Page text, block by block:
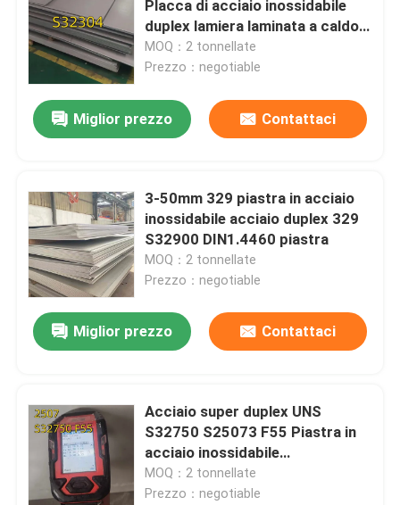
barra di angolo di acciaio inossidabile
Acciaio inossidabile Antivari piano
Barre quadrate in acciaio inossidabile
Barra esessuale in acciaio inossidabile
acciaio inossidabile duplex
Leghe di nichel
Lega di Monel
Placca di acciaio inossidabile
duplex lamiera laminata a caldo
6-50 mm
MOQ：2 tonnellate
Prezzo：negotiable
Miglior prezzo Contattaci
3-50mm 329 piastra in acciaio
inossidabile acciaio duplex 329
S32900 DIN1.4460 piastra
MOQ：2 tonnellate
Prezzo：negotiable
Miglior prezzo Contattaci
Acciaio super duplex UNS
S32750 S25073 F55 Piastra in
acciaio inossidabile
10*2000*6000
MOQ：2 tonnellate
Prezzo：negotiable